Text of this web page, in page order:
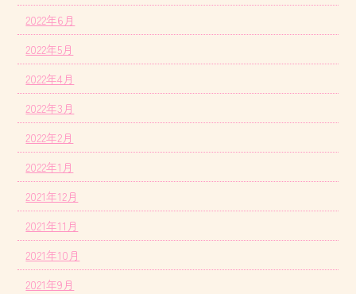
2022年6月
2022年5月
2022年4月
2022年3月
2022年2月
2022年1月
2021年12月
2021年11月
2021年10月
2021年9月